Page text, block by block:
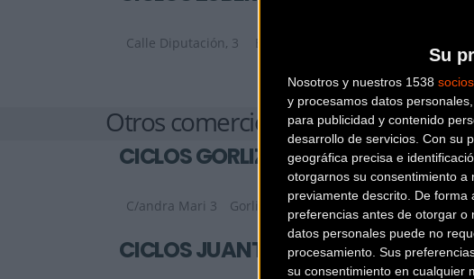
Su
Nosotros y nuestros 1538 socios
y procesamos datos
para publicidad y contenido
desarrollo de servicios. Con su
geográfica precisa e
otorgarnos su consentimiento a
previamente descrito. De
preferencias antes de otorgar o
datos personales puede no
procesamiento. Sus
su consentimiento en cualquier
Calle Diputación, 3 BILBAO (Vizcaya)
Otros comercios
CICLOS GORLIZ
C/andra Mari 3 Gorliz (Vizcaya)
CICLOS JUANTO